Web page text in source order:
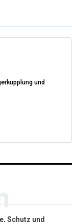
K
I
I
und
Schutz und